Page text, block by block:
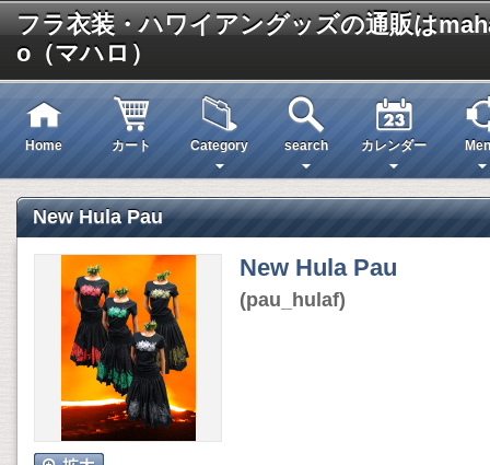
フラ衣装・ハワイアングッズの通販は
o（マハロ）
Home カート Category search カレンダー
New Hula Pau
New Hula Pau
(pau_hulaf)